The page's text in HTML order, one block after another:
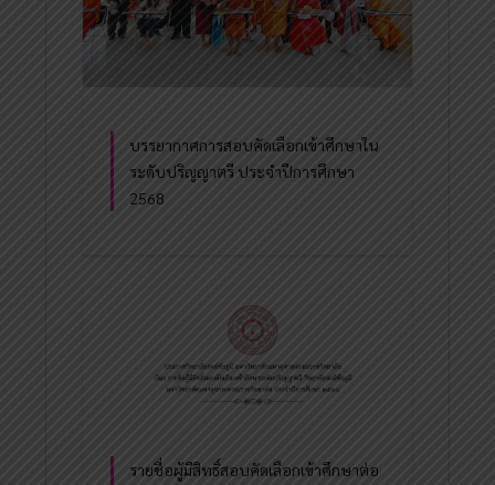
บรรยากาศการสอบคัดเลือกเข้าศึกษาใน
ระดับปริญญาตรี ประจำปีการศึกษา
2568
รายชื่อผู้มีสิทธิ์สอบคัดเลือกเข้าศึกษาต่อ